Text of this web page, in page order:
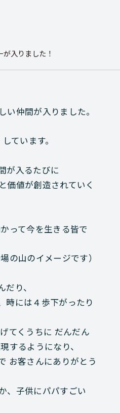
入りました！
い仲間が入りました。
ています。
が入るたびに
価値が創造されていく
って今を生きる皆で
の山のイメージです）
り、
時には４歩下がったり
てくうちに だんだん
するようになり、
お客さんにありがとう
、子供にパパすごい